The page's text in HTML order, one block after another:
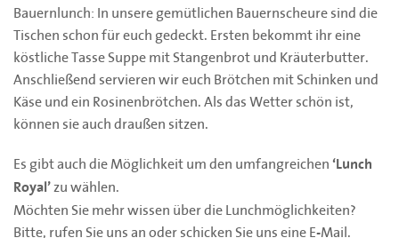
Bauernlunch: In unsere gemütlichen Bauernscheure sind die
Tischen schon für euch gedeckt. Ersten bekommt ihr eine
köstliche Tasse Suppe mit Stangenbrot und Kräuterbutter.
Anschließend servieren wir euch Brötchen mit Schinken und
Käse und ein Rosinenbrötchen. Als das Wetter schön ist,
können sie auch draußen sitzen.
Es gibt auch die Möglichkeit um den umfangreichen ‘Lunch
Royal’zu wählen.
Möchten Sie mehr wissen über die Lunchmöglichkeiten?
Bitte, rufen Sie uns an oder schicken Sie uns eine E-Mail.